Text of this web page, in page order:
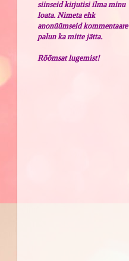
siinseid kirjutisi ilma minu
loata. Nimeta ehk
anonüümseid kommentaare
palun ka mitte jätta.
Rõõmsat lugemist!